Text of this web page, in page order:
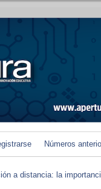
Números
a distancia: la